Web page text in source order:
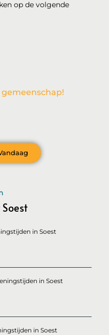
op de volgende
in Soest
in Soest
in Soest